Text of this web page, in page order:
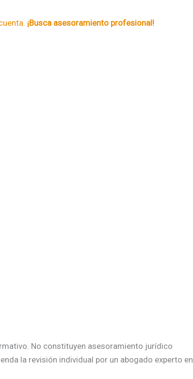
¡Busca asesoramiento profesional!
No constituyen asesoramiento jurídico
la revisión individual por un abogado experto en